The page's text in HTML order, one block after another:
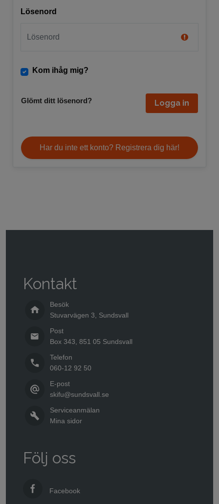
Lösenord
Kom ihåg mig?
Glömt ditt lösenord? Logga in
Har du inte ett konto? Registrera dig här!
Kontakt
Besök
Stuvarvägen 3, Sundsvall
Post
Box 343, 851 05 Sundsvall
Telefon
060-12 92 50
E-post
skifu@sundsvall.se
Serviceanmälan
Mina sidor
Följ oss
Facebook